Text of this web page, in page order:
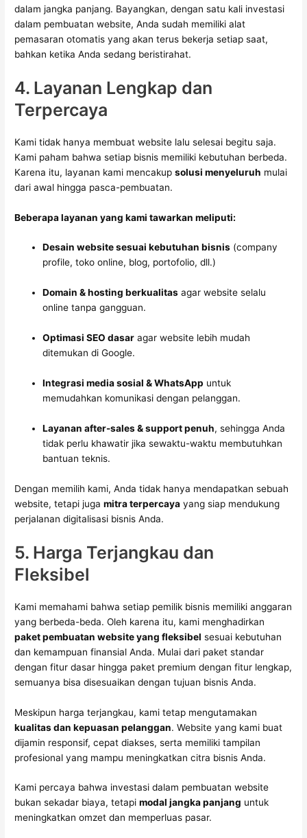
dalam jangka panjang. Bayangkan, dengan satu kali investasi
dalam pembuatan website, Anda sudah memiliki alat
pemasaran otomatis yang akan terus bekerja setiap saat,
bahkan ketika Anda sedang beristirahat.
4. Layanan Lengkap dan
Terpercaya
Kami tidak hanya membuat website lalu selesai begitu saja.
Kami paham bahwa setiap bisnis memiliki kebutuhan berbeda.
Karena itu, layanan kami mencakupsolusi menyeluruh mulai
dari awal hingga pasca-pembuatan.
Beberapa layanan yang kami tawarkan meliputi:
Desain website sesuai kebutuhan bisnis (company
profile, toko online, blog, portofolio, dll.)
Domain & hosting berkualitas agar website selalu
online tanpa gangguan.
Optimasi SEO dasar agar website lebih mudah
ditemukan di Google.
Integrasi media sosial & WhatsApp untuk
memudahkan komunikasi dengan pelanggan.
Layanan after-sales & support penuh, sehingga Anda
tidak perlu khawatir jika sewaktu-waktu membutuhkan
bantuan teknis.
Dengan memilih kami, Anda tidak hanya mendapatkan sebuah
website, tetapi jugamitra terpercaya yang siap mendukung
perjalanan digitalisasi bisnis Anda.
5. Harga Terjangkau dan
Fleksibel
Kami memahami bahwa setiap pemilik bisnis memiliki anggaran
yang berbeda-beda. Oleh karena itu, kami menghadirkan
paket pembuatan website yang fleksibel sesuai kebutuhan
dan kemampuan finansial Anda. Mulai dari paket standar
dengan fitur dasar hingga paket premium dengan fitur lengkap,
semuanya bisa disesuaikan dengan tujuan bisnis Anda.
Meskipun harga terjangkau, kami tetap mengutamakan
kualitas dan kepuasan pelanggan. Website yang kami buat
dijamin responsif, cepat diakses, serta memiliki tampilan
profesional yang mampu meningkatkan citra bisnis Anda.
Kami percaya bahwa investasi dalam pembuatan website
bukan sekadar biaya, tetapimodal jangka panjang untuk
meningkatkan omzet dan memperluas pasar.